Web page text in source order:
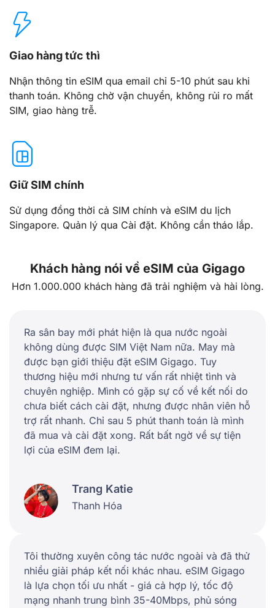
Giao hàng tức thì
Nhận thông tin eSIM qua email chỉ 5-10 phút sau khi
thanh toán. Không chờ vận chuyển, không rủi ro mất
SIM, giao hàng trễ.
Giữ SIM chính
Sử dụng đồng thời cả SIM chính và eSIM du lịch
Singapore. Quản lý qua Cài đặt. Không cần tháo lắp.
Khách hàng nói về eSIM của Gigago
Hơn 1.000.000 khách hàng đã trải nghiệm và hài lòng.
Ra sân bay mới phát hiện là qua nước ngoài
không dùng được SIM Việt Nam nữa. May mà
được bạn giới thiệu đặt eSIM Gigago. Tuy
thương hiệu mới nhưng tư vấn rất nhiệt tình và
chuyên nghiệp. Mình có gặp sự cố về kết nối do
chưa biết cách cài đặt, nhưng được nhân viên hỗ
trợ rất nhanh. Chỉ sau 5 phút thanh toán là mình
đã mua và cài đặt xong. Rất bất ngờ về sự tiện
lợi của eSIM đem lại.
Trang Katie
Thanh Hóa
Tôi thường xuyên công tác nước ngoài và đã thử
nhiều giải pháp kết nối khác nhau. eSIM Gigago
là lựa chọn tối ưu nhất - giá cả hợp lý, tốc độ
mạng nhanh trung bình 35-40Mbps, phủ sóng